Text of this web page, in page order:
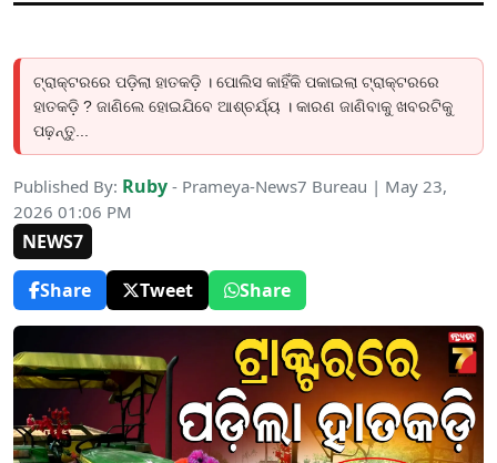
ଟ୍ରାକ୍ଟରରେ ପଡ଼ିଲା ହାତକଡ଼ି । ପୋଲିସ କାହିଁକି ପକାଇଲା ଟ୍ରାକ୍ଟରରେ
ହାତକଡ଼ି ? ଜାଣିଲେ ହୋଇଯିବେ ଆଶ୍ଚର୍ଯ୍ୟ । କାରଣ ଜାଣିବାକୁ ଖବରଟିକୁ
ପଢ଼ନ୍ତୁ...
Published By: Ruby - Prameya-News7 Bureau | May 23,
2026 01:06 PM
NEWS7
Share
Tweet Share